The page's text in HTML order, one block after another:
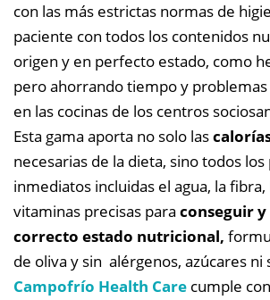
con las más estrictas normas de
paciente con todos los contenidos
origen y en perfecto estado, como
pero ahorrando tiempo y
en las cocinas de los centros
Esta gama aporta no solo las
necesarias de la dieta, sino todos
inmediatos incluidas el agua, la
vitaminas precisas para conseguir
correcto estado nutricional,
de oliva y sin alérgenos, azúcares ni
Campofrío Health Care cumple